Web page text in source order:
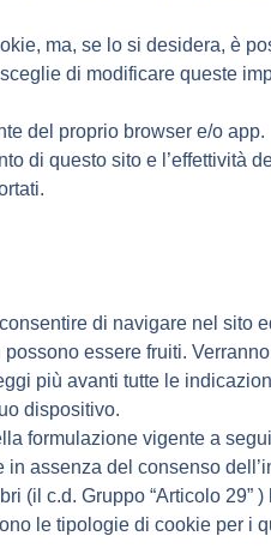
ma, se lo si desidera, è
di modificare queste
del proprio browser e/o app.
di questo sito e l’effettività
di navigare nel sito
essere fruiti.
più avanti tutte le
dispositivo.
formulazione vigente a
assenza del consenso
(il c.d. Gruppo “Articolo 29”
le tipologie di cookie per i